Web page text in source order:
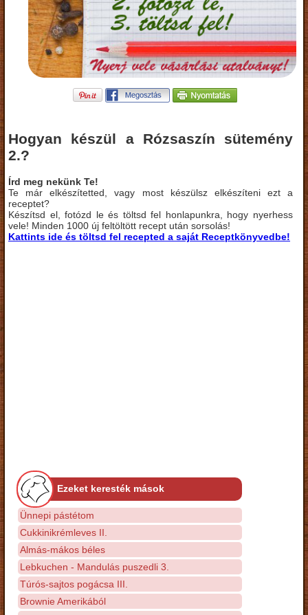
Hogyan készül a Rózsaszín sütemény
2.?
Írd meg nekünk Te!
Te már elkészítetted, vagy most készülsz elkészíteni ezt a
receptet?
Készítsd el, fotózd le és töltsd fel honlapunkra, hogy nyerhess
vele! Minden 1000 új feltöltött recept után sorsolás!
Kattints ide és töltsd fel recepted a saját Receptkönyvedbe!
Ezeket keresték mások
Ünnepi pástétom
Cukkinikrémleves II.
Almás-mákos béles
Lebkuchen - Mandulás puszedli 3.
Túrós-sajtos pogácsa III.
Brownie Amerikából